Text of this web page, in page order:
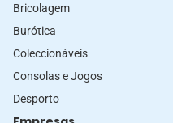
Bricolagem
Burótica
Coleccionáveis
Consolas e Jogos
Desporto